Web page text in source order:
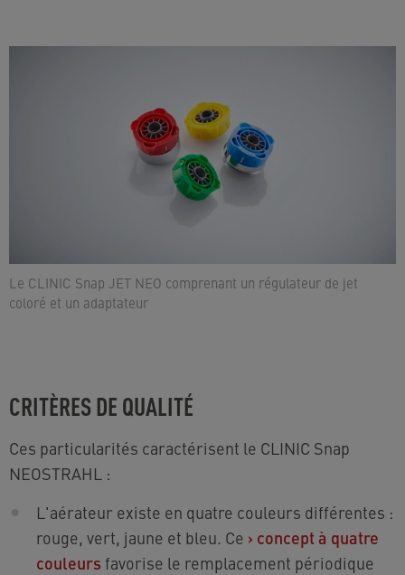
Le CLINIC Snap JET NEO comprenant un régulateur de jet
coloré et un adaptateur
CRITÈRES DE QUALITÉ
Ces particularités caractérisent le CLINIC Snap
NEOSTRAHL :
L'aérateur existe en quatre couleurs différentes :
rouge, vert, jaune et bleu. Ce › concept à quatre
couleurs favorise le remplacement périodique